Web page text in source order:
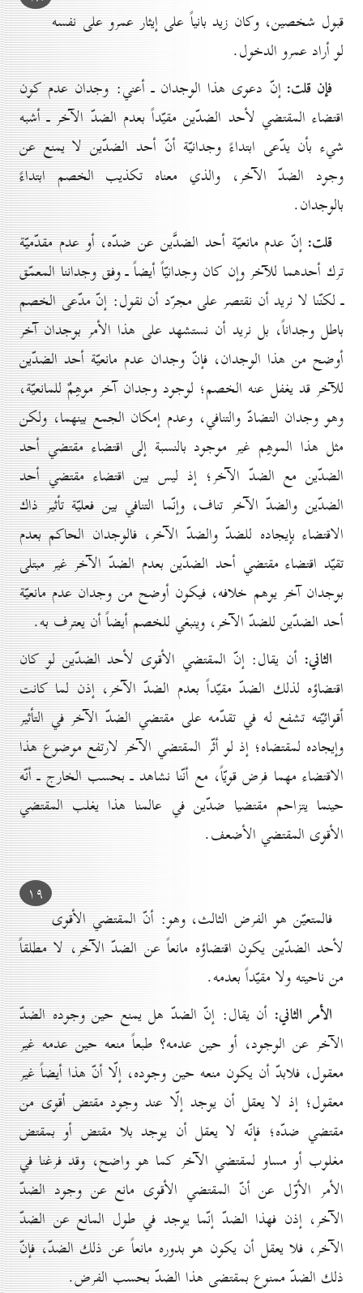
قبول شخصين، وكان زيد بانياً على إيثار عمرو على نفسه
لو أراد عمرو الدخول.
فإن قلت:إنّ دعوى هذا الوجدان ـ أعني: وجدان عدم كون
اقتضاء المقتضي لأحد الضدّين مقيّداً بعدم الضدّ الآخر ـ أشبه
شيء بأن يدّعى ابتداءً وجدانيّة أنّ أحد الضدّين لا يمنع عن
وجود الضدّ الآخر، والذي معناه تكذيب الخصم ابتداءً
بالوجدان.
قلت: إنّ عدم مانعيّة أحد الضدَّين عن ضدّه، أو عدم مقدّميّة
ترك أحدهما للآخر وإن كان وجدانيّاً أيضاً ـ وفق وجداننا المعمّق
ـ لكنّنا لا نريد أن نقتصر على مجرّد أن نقول: إنّ مدّعى الخصم
باطل وجداناً، بل نريد أن نستشهد على هذا الأمر بوجدان آخر
أوضح من هذا الوجدان، فإنّ وجدان عدم مانعيّة أحد الضدّين
للآخر قد يغفل عنه الخصم؛ لوجود وجدان آخر موهِمٌ للمانعيّة،
وهو وجدان التضادّ والتنافي، وعدم إمكان الجمع بينهما، ولكن
مثل هذا الموهِم غير موجود بالنسبة إلى اقتضاء مقتضي أحد
الضدّين مع الضدّ الآخر؛ إذ ليس بين اقتضاء مقتضي أحد
الضدّين والضدّ الآخر تناف، وإنّما التنافي بين فعليّة تأثير ذاك
الاقتضاء بإيجاده للضدّ والضدّ الآخر، فالوجدان الحاكم بعدم
تقيّد اقتضاء مقتضي أحد الضدّين بعدم الضدّ الآخر غير مبتلى
بوجدان آخر يوهم خلافه، فيكون أوضح من وجدان عدم مانعيّة
أحد الضدّين للضدّ الآخر، وينبغي للخصم أيضاً أن يعترف به.
الثاني: أن يقال: إنّ المقتضي الأقوى لأحد الضدّين لو كان
اقتضاؤه لذلك الضدّ مقيّداً بعدم الضدّ الآخر، إذن لما كانت
أقوائيّته تشفع له في تقدّمه على مقتضي الضدّ الآخر في التأثير
وإيجاده لمقتضاه؛ إذ لو أثّر المقتضي الآخر لارتفع موضوع هذا
الاقتضاء مهما فرض قويّاً، مع أنّنا نشاهد ـ بحسب الخارج ـ أنّه
حينما يتزاحم مقتضيا ضدّين في عالمنا هذا يغلب المقتضي
الأقوى المقتضي الأضعف.
۱۹
فالمتعيّن هو الفرض الثالث، وهو: أنّ المقتضي الأقوى
لأحد الضدّين يكون اقتضاؤه مانعاً عن الضدّ الآخر، لا مطلقاً
من ناحيته ولا مقيّداً بعدمه.
الأمر الثاني: أن يقال: إنّ الضدّ هل يمنع حين وجوده الضدّ
الآخر عن الوجود، أو حين عدمه؟ طبعاً منعه حين عدمه غير
معقول، فلابدّ أن يكون منعه حين وجوده، إلّا أنّ هذا أيضاً غير
معقول؛ إذ لا يعقل أن يوجد إلّا عند وجود مقتض أقوى من
مقتضي ضدّه؛ فإنّه لا يعقل أن يوجد بلا مقتض أو بمقتض
مغلوب أو مساو لمقتضي الآخر كما هو واضح، وقد فرغنا في
الأمر الأوّل عن أنّ المقتضي الأقوى مانع عن وجود الضدّ
الآخر، إذن فهذا الضدّ إنّما يوجد في طول المانع عن الضدّ
الآخر، فلا يعقل أن يكون هو بدوره مانعاً عن ذلك الضدّ، فإنّ
ذلك الضدّ ممنوع بمقتضى هذا الضدّ بحسب الفرض.